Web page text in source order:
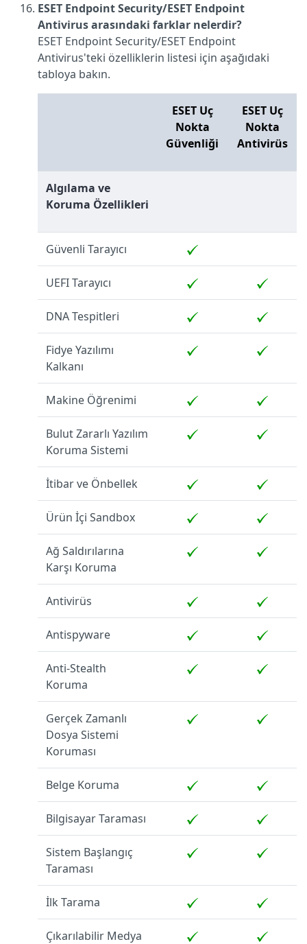
ESET Endpoint Security/ESET Endpoint
Antivirus arasındaki farklar nelerdir?
ESET Endpoint Security/ESET Endpoint
Antivirus'teki özelliklerin listesi için aşağıdaki
tabloya bakın.
ESET Uç
Nokta
Güvenliği
ESET Uç
Nokta
Antivirüs
Algılama ve
Koruma Özellikleri
Güvenli Tarayıcı
UEFI Tarayıcı
DNA Tespitleri
Fidye Yazılımı
Kalkanı
Makine Öğrenimi
Bulut Zararlı Yazılım
Koruma Sistemi
İtibar ve Önbellek
Ürün İçi Sandbox
Ağ Saldırılarına
Karşı Koruma
Antivirüs
Antispyware
Anti-Stealth
Koruma
Gerçek Zamanlı
Dosya Sistemi
Koruması
Belge Koruma
Bilgisayar Taraması
Sistem Başlangıç
Taraması
İlk Tarama
Çıkarılabilir Medya